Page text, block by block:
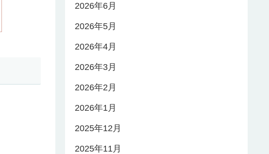
2026年6月
2026年5月
2026年4月
2026年3月
2026年2月
2026年1月
2025年12月
2025年11月